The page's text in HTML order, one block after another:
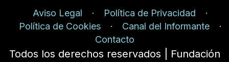
Aviso Legal
Política de Privacidad
Política de Cookies
Canal del Informante
Contacto
Todos los derechos reservados | Fundación